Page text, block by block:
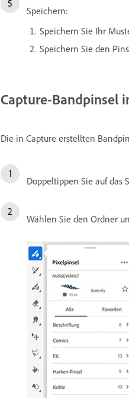
Speichern:
Speichern Sie Ihr
Speichern Sie den
Capture-Bandpinsel
Die in Capture erstellten
Doppeltippen Sie auf das
Wählen Sie den Ordner